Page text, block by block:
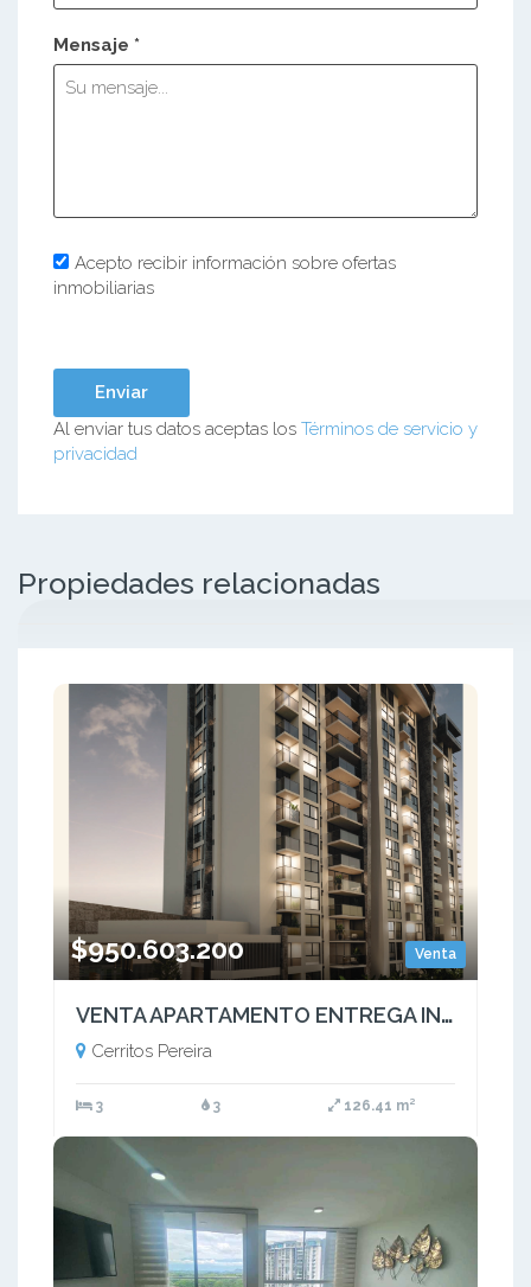
Mensaje *
Acepto recibir información sobre ofertas
inmobiliarias
Al enviar tus datos aceptas los Términos de servicio y
privacidad
Propiedades relacionadas
Venta
$950.603.200
VENTA APARTAMENTO ENTREGA INMEDIATA EN CERRITOS PEREIRA
Cerritos Pereira
3 3 126.41 m²